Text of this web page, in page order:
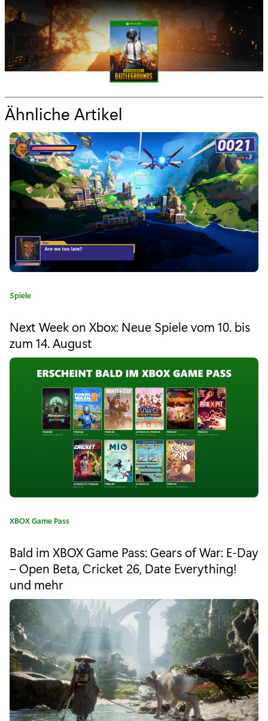
Ähnliche Artikel
ü
r
"
E
3
2
0
:
l
a
y
e
r
u
n
n
o
n
’
s
B
a
t
K
e
g
o
Spiele
Next Week on Xbox: Neue Spiele vom 10. bis
zum 14. August
K
e
g
o
e
:
XBOX Game Pass
Bald im XBOX Game Pass: Gears of War: E-Day
– Open Beta, Cricket 26, Date Everything!
und mehr